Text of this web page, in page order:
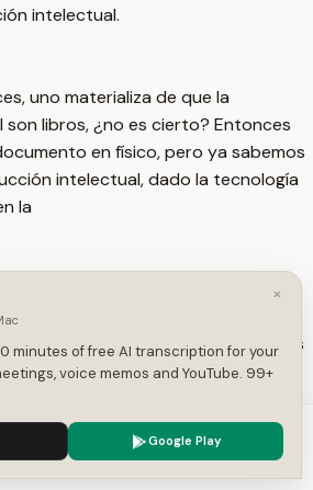
intelectual.
uno materializa de que la
libros, ¿no es cierto? Entonces
en físico, pero ya sabemos
intelectual, dado la tecnología
la
web. De hecho, cuando uno hace
debe sincerar, ¿no es cierto? Uno
en el pasado a la viejusza mis fichas
Eso ya pareciera obsoleto. Ahora
bibliográficos digitalizados.
experience.
×
minutes of free AI transcription for your
voice memos and YouTube. 99+
Google Play